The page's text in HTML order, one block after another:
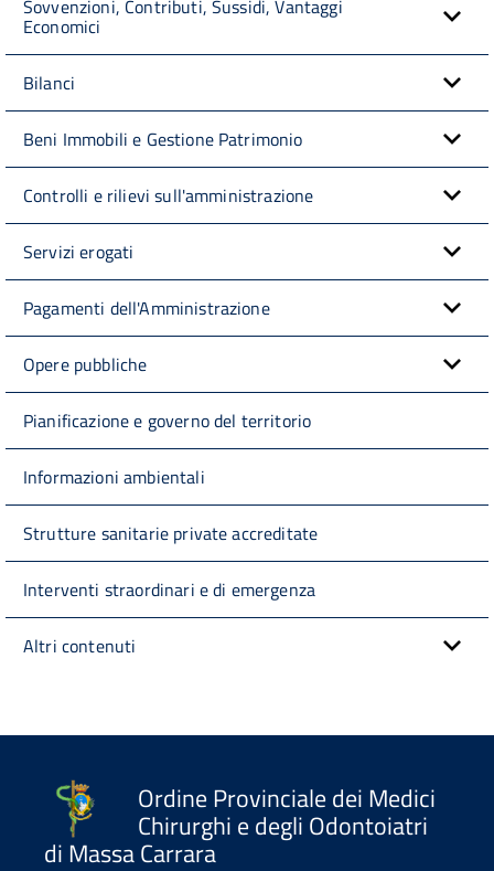
Sovvenzioni, Contributi, Sussidi, Vantaggi
Economici
Bilanci
Beni Immobili e Gestione Patrimonio
Controlli e rilievi sull'amministrazione
Servizi erogati
Pagamenti dell'Amministrazione
Opere pubbliche
Pianificazione e governo del territorio
Informazioni ambientali
Strutture sanitarie private accreditate
Interventi straordinari e di emergenza
Altri contenuti
Ordine Provinciale dei Medici
Chirurghi e degli Odontoiatri
di Massa Carrara